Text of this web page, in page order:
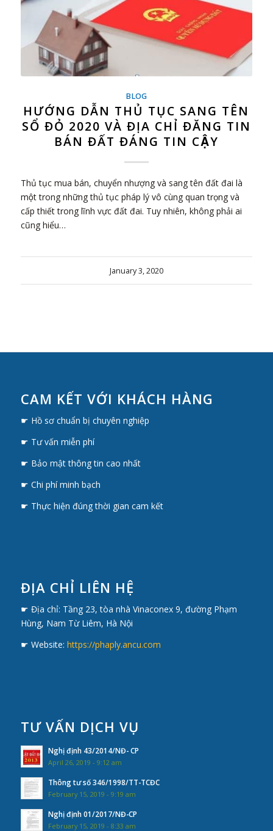
BLOG
HƯỚNG DẪN THỦ TỤC SANG TÊN
SỔ ĐỎ 2020 VÀ ĐỊA CHỈ ĐĂNG TIN
BÁN ĐẤT ĐÁNG TIN CẬY
Thủ tục mua bán, chuyển nhượng và sang tên đất đai là
một trong những thủ tục pháp lý vô cùng quan trọng và
cấp thiết trong lĩnh vực đất đai. Tuy nhiên, không phải ai
cũng hiểu…
January 3, 2020
CAM KẾT VỚI KHÁCH HÀNG
☛ Hồ sơ chuẩn bị chuyên nghiệp
☛ Tư vấn miễn phí
☛ Bảo mật thông tin cao nhất
☛ Chi phí minh bạch
☛ Thực hiện đúng thời gian cam kết
ĐỊA CHỈ LIÊN HỆ
☛ Địa chỉ: Tầng 23, tòa nhà Vinaconex 9, đường Phạm
Hùng, Nam Từ Liêm, Hà Nội
☛ Website: https://phaply.ancu.com
TƯ VẤN DỊCH VỤ
Nghị định 43/2014/NĐ- CP
April 26, 2019 - 9:12 am
Thông tư số 346/1998/TT-TCĐC
February 15, 2019 - 9:19 am
Nghị định 01/2017/NĐ-CP
February 15, 2019 - 8:33 am